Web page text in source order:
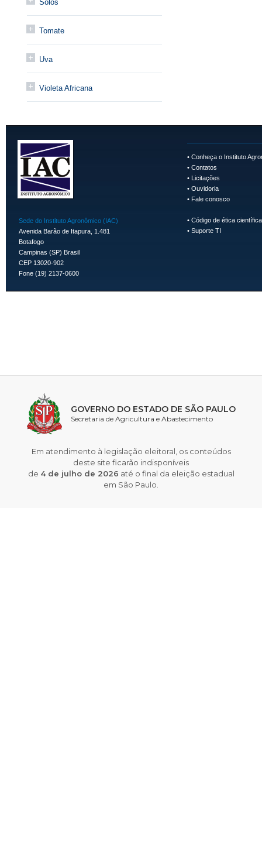
Solos
Tomate
Uva
Violeta Africana
Sede do Instituto Agronômico (IAC)
Avenida Barão de Itapura, 1.481
Botafogo
Campinas (SP) Brasil
CEP 13020-902
Fone (19) 2137-0600
• Conheça o Instituto
• Contatos
• Licitações
• Ouvidoria
• Fale conosco
• Código de ética científica
• Suporte TI